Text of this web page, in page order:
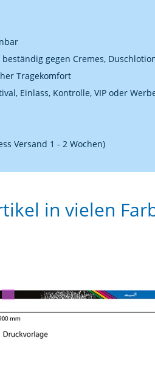
gegen Cremes,
Tragekomfort
Einlass, Kontrolle, VIP oder
Versand 1 - 2 Wochen)
in vielen